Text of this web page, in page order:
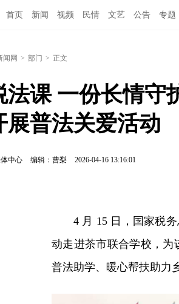
首页 新闻 视频 民情 文艺 公告 专题
闻网 > 部门 > 正文
法课 一份长情守
展普法关爱活动
中心 编辑：曹梨 2026-04-16 13:16:01
4 月 15 日，国家税
动走进茶市联合学校，为
普法助学、暖心帮扶助力